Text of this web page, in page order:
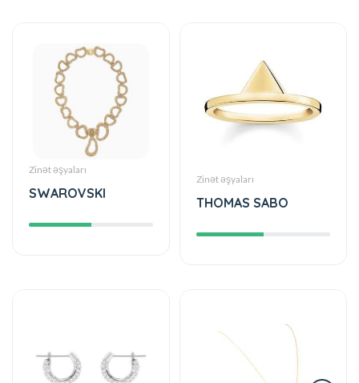
Zinət əşyaları
SWAROVSKI
Zinət əşyaları
THOMAS SABO